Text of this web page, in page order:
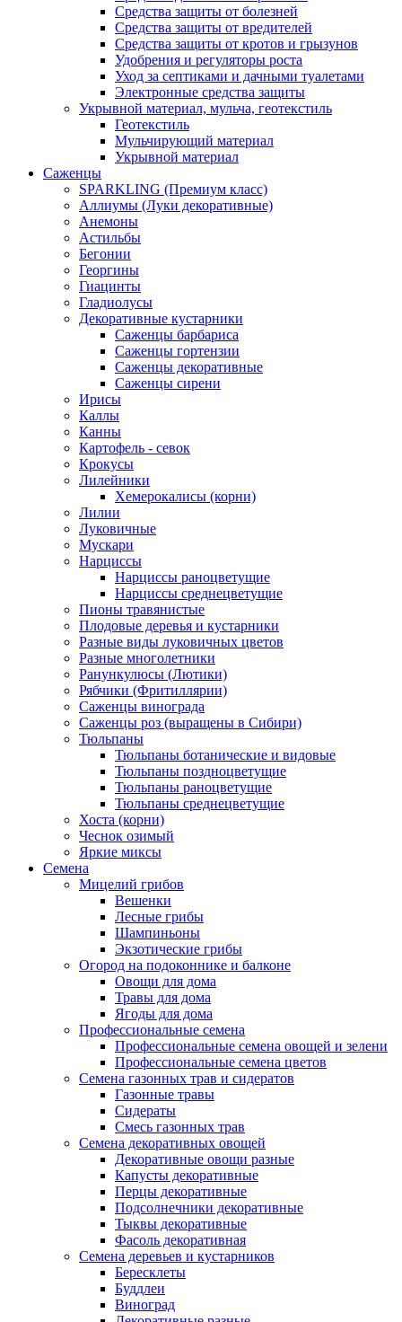
Средства защиты от болезней
Средства защиты от вредителей
Средства защиты от кротов и грызунов
Удобрения и регуляторы роста
Уход за септиками и дачными туалетами
Электронные средства защиты
Укрывной материал, мульча, геотекстиль
Геотекстиль
Мульчирующий материал
Укрывной материал
Саженцы
SPARKLING (Премиум класс)
Аллиумы (Луки декоративные)
Анемоны
Астильбы
Бегонии
Георгины
Гиацинты
Гладиолусы
Декоративные кустарники
Саженцы барбариса
Саженцы гортензии
Саженцы декоративные
Саженцы сирени
Ирисы
Каллы
Канны
Картофель - севок
Крокусы
Лилейники
Хемерокалисы (корни)
Лилии
Луковичные
Мускари
Нарциссы
Нарциссы раноцветущие
Нарциссы среднецветущие
Пионы травянистые
Плодовые деревья и кустарники
Разные виды луковичных цветов
Разные многолетники
Ранункулюсы (Лютики)
Рябчики (Фритиллярии)
Саженцы винограда
Саженцы роз (выращены в Сибири)
Тюльпаны
Тюльпаны ботанические и видовые
Тюльпаны поздноцветущие
Тюльпаны раноцветущие
Тюльпаны среднецветущие
Хоста (корни)
Чеснок озимый
Яркие миксы
Семена
Мицелий грибов
Вешенки
Лесные грибы
Шампиньоны
Экзотические грибы
Огород на подоконнике и балконе
Овощи для дома
Травы для дома
Ягоды для дома
Профессиональные семена
Профессиональные семена овощей и зелени
Профессиональные семена цветов
Семена газонных трав и сидератов
Газонные травы
Сидераты
Смесь газонных трав
Семена декоративных овощей
Декоративные овощи разные
Капусты декоративные
Перцы декоративные
Подсолнечники декоративные
Тыквы декоративные
Фасоль декоративная
Семена деревьев и кустарников
Бересклеты
Буддлеи
Виноград